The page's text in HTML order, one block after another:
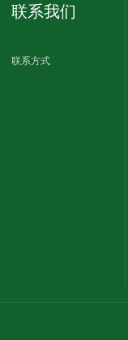
联系我们
联系方式